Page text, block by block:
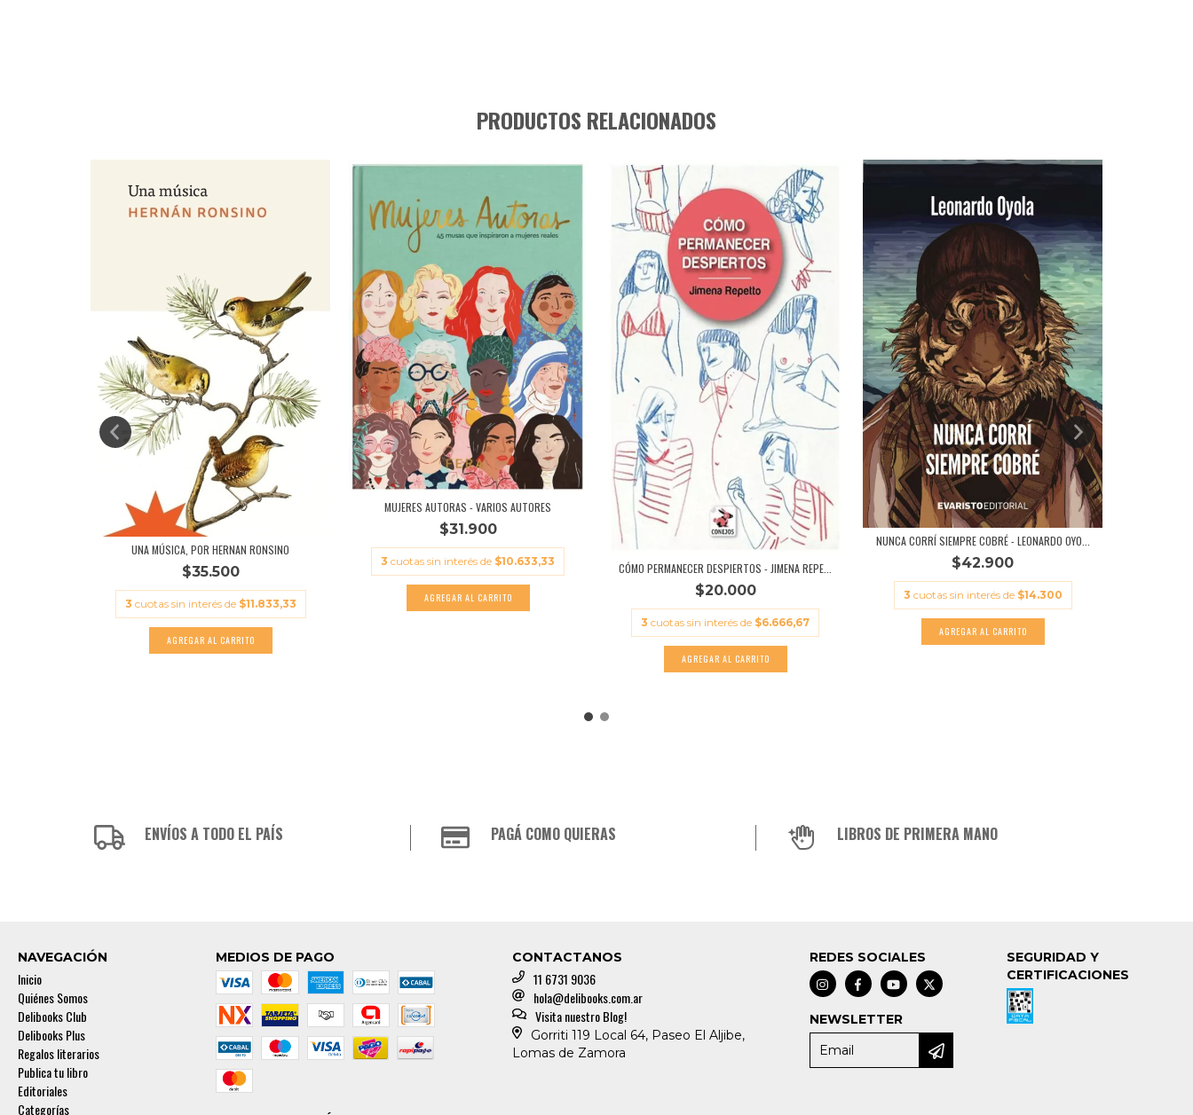
PRODUCTOS RELACIONADOS
UNA MÚSICA, POR HERNAN RONSINO
$35.500
3 cuotas sin interés de $11.833,33
MUJERES AUTORAS - VARIOS AUTORES
$31.900
3 cuotas sin interés de $10.633,33 CÓMO PERMANECER DESPIERTOS - JIMENA REPE...
$20.000
3 cuotas sin interés de $6.666,67
NUNCA CORRÍ SIEMPRE COBRÉ - LEONARDO OYO...
$42.900
3 cuotas sin interés de $14.300
ENVÍOS A TODO EL PAÍS PAGÁ COMO QUIERAS LIBROS DE PRIMERA MANO
NAVEGACIÓN
Inicio
Quiénes Somos
Delibooks Club
Delibooks Plus
Regalos literarios
Publica tu libro
Editoriales
Categorías
MEDIOS DE PAGO CONTACTANOS
11 6731 9036
hola@delibooks.com.ar
Visita nuestro Blog!
Gorriti 119 Local 64, Paseo El Aljibe,
Lomas de Zamora
REDES SOCIALES
NEWSLETTER
SEGURIDAD Y
CERTIFICACIONES